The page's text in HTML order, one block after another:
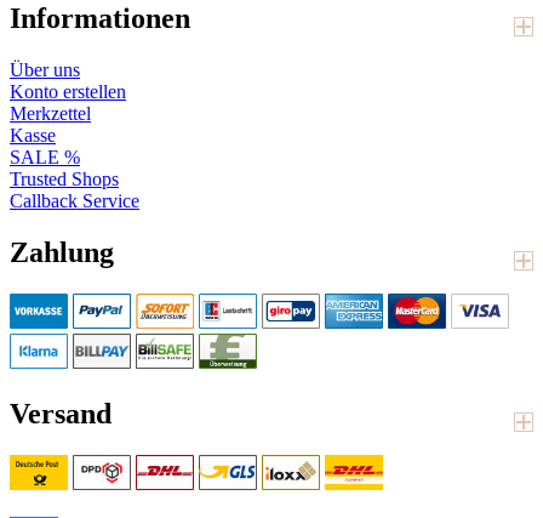
Informationen
Über uns
Konto erstellen
Merkzettel
Kasse
SALE %
Trusted Shops
Callback Service
Zahlung
Versand